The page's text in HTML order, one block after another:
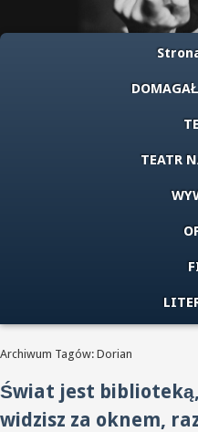
TEATR
Archiwum Tagów: Dorian
Świat jest
widzisz za oknem,